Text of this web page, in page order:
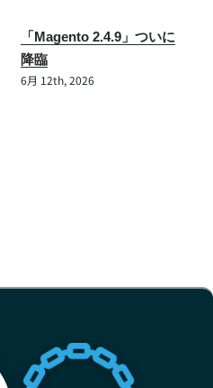
「Magento 2.4.9」ついに
降臨
6月 12th, 2026